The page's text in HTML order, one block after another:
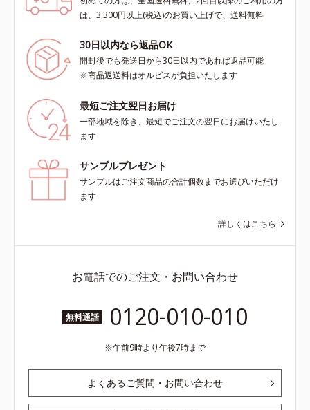
は、3,300円以上(税込)のお買い上げで、送料無料
30日以内なら返品OK
開封後でも発送日から30日以内であれば返品可能
※商品返送料はオルビスが負担いたします
最短ご注文翌日お届け
一部地域を除き、最短でご注文の翌日にお届けいたし
ます
サンプルプレゼント
サンプルはご注文商品の合計個数までお選びいただけ
ます
詳しくはこちら
お電話でのご注文・お問い合わせ
無料通話 0120-010-010
午前9時より午後7時まで
よくあるご質問・お問い合わせ